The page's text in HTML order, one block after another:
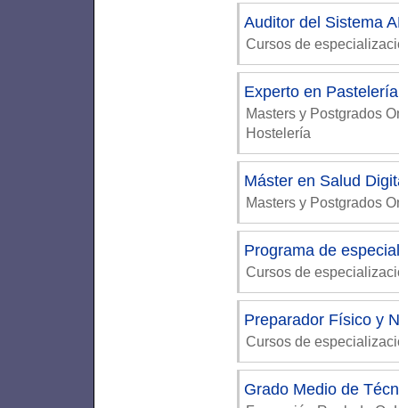
Auditor del Sistema
Cursos de
Experto en
Masters y Postgrados
Hostelería
Máster en Salud
Masters y Postgrados
Programa de
Cursos de
Preparador Físico y
Cursos de
Grado Medio de